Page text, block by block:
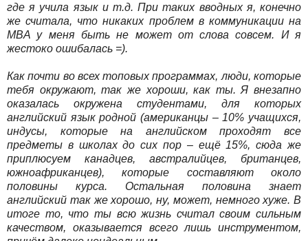
где я учила язык и т.д. При таких вводных я, конечно
же считала, что никаких проблем в коммуникации на
MBA у меня быть не может от слова совсем. И я
жестоко ошибалась =).
Как почти во всех топовых программах, люди, которые
тебя окружают, так же хороши, как ты. Я внезапно
оказалась окружена студентами, для которых
английский язык родной (американцы – 10% учащихся,
индусы, которые на английском проходят все
предметы в школах до сих пор – ещё 15%, сюда же
приплюсуем канадцев, австралийцев, британцев,
южноафриканцев), которые составляют около
половины курса. Остальная половина знает
английский так же хорошо, ну, может, немного хуже. В
итоге то, что ты всю жизнь считал своим сильным
качеством, оказывается всего лишь инструментом,